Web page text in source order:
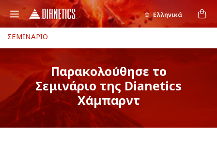
Ελληνικά
ΣΕΜΙΝΑΡΙΟ
Παρακολούθησε το
Σεμινάριο της Dianetics
Χάμπαρντ